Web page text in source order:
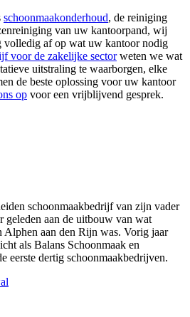
schoonmaakonderhoud, de reiniging
van uw kantoorpand, wij
volledig af op wat uw kantoor nodig
voor de zakelijke sectorweten we wat
uitstraling te waarborgen, elke
de beste oplossing voor uw kantoor
op voor een vrijblijvend gesprek.
schoonmaakbedrijf van zijn vader
geleden aan de uitbouw van wat
Alphen aan den Rijn was. Vorig jaar
als Balans Schoonmaak en
eerste dertig schoonmaakbedrijven.